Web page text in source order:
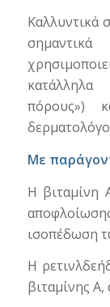
Καλλυντικά
πόρους»)
Με
Η βιταμίνη
ισοπέδωση
Η
βιταμίνης Α,